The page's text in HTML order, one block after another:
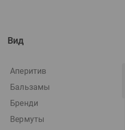
Вид
Аперитив
Бальзамы
Бренди
Вермуты